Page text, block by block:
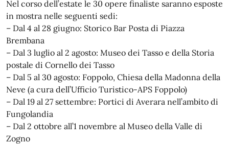
Nel corso dell’estate le 30 opere finaliste saranno esposte
in mostra nelle seguenti sedi:
– Dal 4 al 28 giugno: Storico Bar Posta di Piazza
Brembana
– Dal 3 luglio al 2 agosto: Museo dei Tasso e della Storia
postale di Cornello dei Tasso
– Dal 5 al 30 agosto: Foppolo, Chiesa della Madonna della
Neve (a cura dell’Ufficio Turistico-APS Foppolo)
– Dal 19 al 27 settembre: Portici di Averara nell’ambito di
Fungolandia
– Dal 2 ottobre all’1 novembre al Museo della Valle di
Zogno